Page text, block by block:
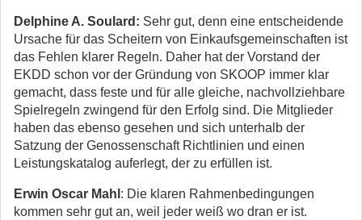
Delphine A. Soulard: Sehr gut, denn eine entscheidende
Ursache für das Scheitern von Einkaufsgemeinschaften ist
das Fehlen klarer Regeln. Daher hat der Vorstand der
EKDD schon vor der Gründung von SKOOP immer klar
gemacht, dass feste und für alle gleiche, nachvollziehbare
Spielregeln zwingend für den Erfolg sind. Die Mitglieder
haben das ebenso gesehen und sich unterhalb der
Satzung der Genossenschaft Richtlinien und einen
Leistungskatalog auferlegt, der zu erfüllen ist.
Erwin Oscar Mahl : Die klaren Rahmenbedingungen
kommen sehr gut an, weil jeder weiß wo dran er ist.